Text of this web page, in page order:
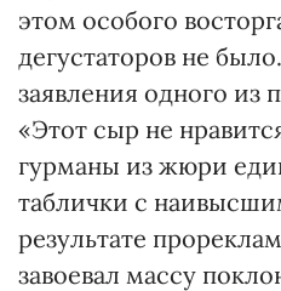
этом особого
дегустаторов не
заявления одного
«Этот сыр не
гурманы из жюри
таблички с
результате
завоевал массу